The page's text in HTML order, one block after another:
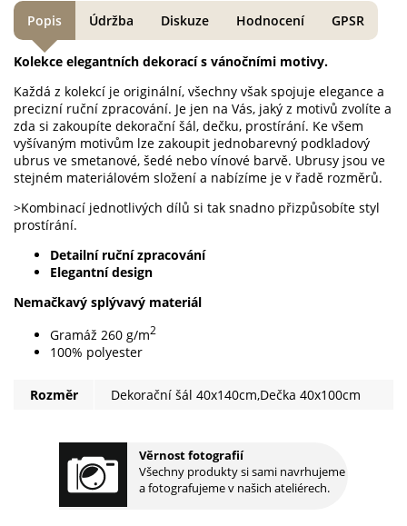
Věrnost fotografií
Všechny produkty si sami navrhujeme
a fotografujeme v našich ateliérech.
Kolekce elegantních dekorací s vánočními motivy.
Každá z kolekcí je originální, všechny však spojuje elegance a
precizní ruční zpracování. Je jen na Vás, jaký z motivů zvolíte a
zda si zakoupíte dekorační šál, dečku, prostírání. Ke všem
vyšívaným motivům lze zakoupit jednobarevný podkladový
ubrus ve smetanové, šedé nebo vínové barvě. Ubrusy jsou ve
stejném materiálovém složení a nabízíme je v řadě rozměrů.
>Kombinací jednotlivých dílů si tak snadno přizpůsobíte styl
prostírání.
Detailní ruční zpracování
Elegantní design
Nemačkavý splývavý materiál
Gramáž 260 g/m2
100% polyester
Rozměr Dekorační šál 40x140cm,Dečka 40x100cm
Popis Údržba Diskuze Hodnocení GPSR